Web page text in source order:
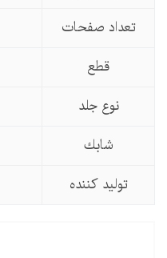
تعداد صفحات
قطع
نوع جلد
شابك
تولید كننده